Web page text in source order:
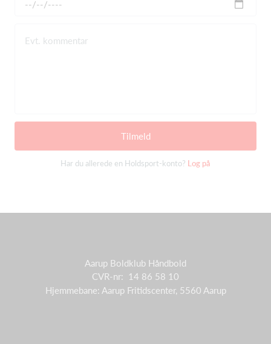
Evt. kommentar
Tilmeld
Har du allerede en Holdsport-konto? Log på
Aarup Boldklub Håndbold
CVR-nr: 14 86 58 10
Hjemmebane: Aarup Fritidscenter, 5560 Aarup